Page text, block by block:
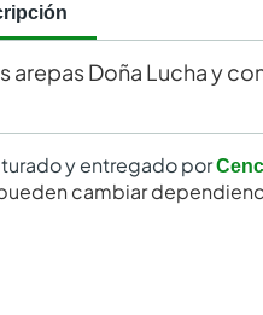
arepas Doña Lucha y
y entregado por
cambiar